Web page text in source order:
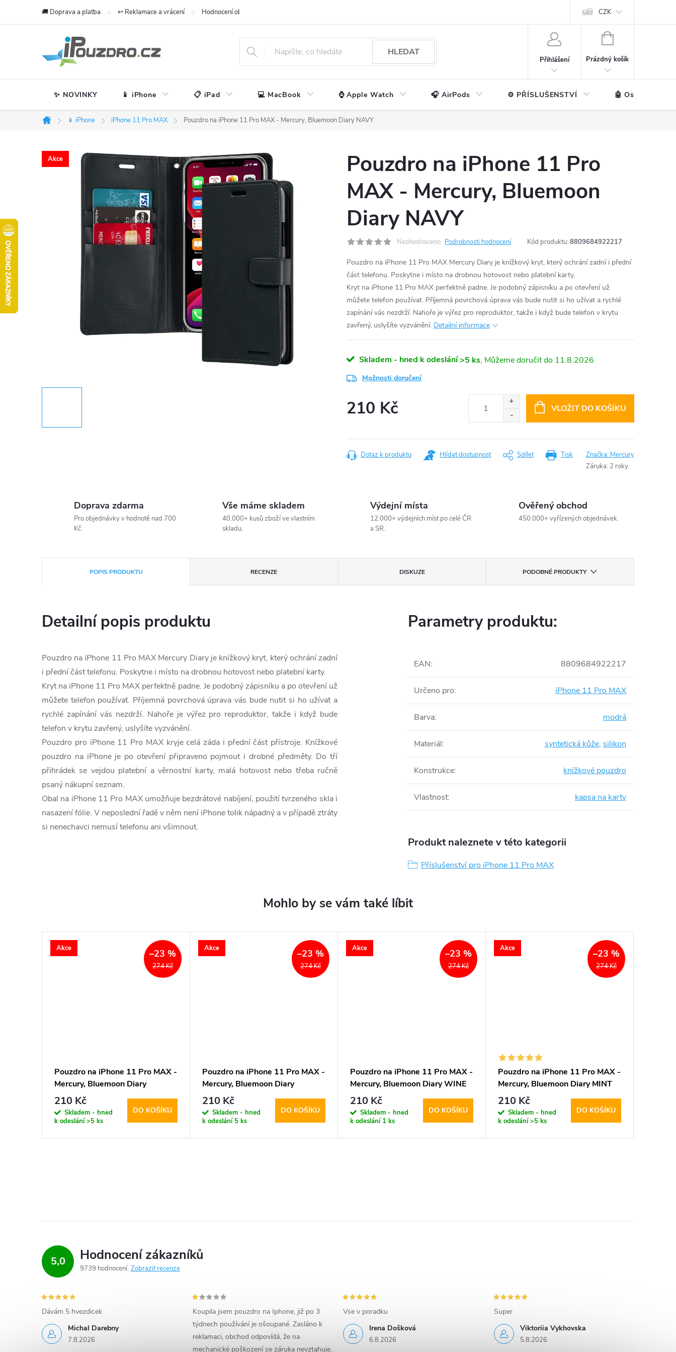
🚚 Doprava a platba ↩️ Reklamace a vrácení Hodnocení obchodu CZK
HLEDAT
Přihlášení
NÁKUPNÍ
Prázdný košík
✨ NOVINKY 📱 iPhone 📋 iPad 💻 MacBook ⌚ Apple Watch 🎧 AirPods ⚙️ PŘÍSLUŠENSTVÍ 🤖 Ostatní
Domů
📱 iPhone iPhone 11 Pro MAX Pouzdro na iPhone 11 Pro MAX - Mercury, Bluemoon Diary NAVY
Akce
Pouzdro na iPhone 11 Pro
MAX - Mercury, Bluemoon
Diary NAVY
Neohodnoceno Podrobnosti hodnocení Kód produktu: 8809684922217
Pouzdro na iPhone 11 Pro MAX Mercury Diary je knížkový kryt, který ochrání zadní i přední
část telefonu. Poskytne i místo na drobnou hotovost nebo platební karty.
Kryt na iPhone 11 Pro MAX perfektně padne. Je podobný zápisníku a po otevření už
můžete telefon používat. Příjemná povrchová úprava vás bude nutit si ho užívat a rychlé
zapínání vás nezdrží. Nahoře je výřez pro reproduktor, takže i když bude telefon v krytu
zavřený, uslyšíte vyzvánění. Detailní informace
Skladem - hned k odeslání>5 ks 11.8.2026
Možnosti doručení
210 Kč VLOŽIT DO KOŠÍKU
Tisk
Dotaz k produktu Hlídat dostupnost Sdílet Značka: Mercury
Záruka: 2 roky
Doprava zdarma
Pro objednávky v hodnotě nad 700
Kč.
Vše máme skladem
40.000+ kusů zboží ve vlastním
skladu.
Výdejní místa
12.000+ výdejních míst po celé ČR
a SR.
Ověřený obchod
450.000+ vyřízených objednávek.
POPIS PRODUKTU RECENZE DISKUZE PODOBNÉ PRODUKTY
Detailní popis produktu
Pouzdro na iPhone 11 Pro MAX Mercury Diary je knížkový kryt, který ochrání zadní
i přední část telefonu. Poskytne i místo na drobnou hotovost nebo platební karty.
Kryt na iPhone 11 Pro MAX perfektně padne. Je podobný zápisníku a po otevření už
můžete telefon používat. Příjemná povrchová úprava vás bude nutit si ho užívat a
rychlé zapínání vás nezdrží. Nahoře je výřez pro reproduktor, takže i když bude
telefon v krytu zavřený, uslyšíte vyzvánění.
Pouzdro pro iPhone 11 Pro MAX kryje celá záda i přední část přístroje. Knížkové
pouzdro na iPhone je po otevření připraveno pojmout i drobné předměty. Do tří
přihrádek se vejdou platební a věrnostní karty, malá hotovost nebo třeba ručně
psaný nákupní seznam.
Obal na iPhone 11 Pro MAX umožňuje bezdrátové nabíjení, použití tvrzeného skla i
nasazení fólie. V neposlední řadě v něm není iPhone tolik nápadný a v případě ztráty
si nenechavci nemusí telefonu ani všimnout.
Parametry produktu:
EAN: 8809684922217
Určeno pro: iPhone 11 Pro MAX
Barva: modrá
Materiál: syntetická kůže, silikon
Konstrukce: knížkové pouzdro
Vlastnost: kapsa na karty
Produkt naleznete v této kategorii
Příslušenství pro iPhone 11 Pro MAX
Akce
274 Kč
–23 %
Pouzdro na iPhone 11 Pro MAX -
Mercury, Bluemoon Diary
BROWN
210 Kč
Skladem - hned
k odeslání>5 ks
DO KOŠÍKU
Akce
274 Kč
–23 %
Pouzdro na iPhone 11 Pro MAX -
Mercury, Bluemoon Diary
HOTPINK
210 Kč
Skladem - hned
k odeslání 5 ks
DO KOŠÍKU
Akce
274 Kč
–23 %
Pouzdro na iPhone 11 Pro MAX -
Mercury, Bluemoon Diary WINE
210 Kč
Skladem - hned
k odeslání 1 ks
DO KOŠÍKU
Akce
274 Kč
–23 %
Pouzdro na iPhone 11 Pro MAX -
Mercury, Bluemoon Diary MINT
210 Kč
Skladem - hned
k odeslání>5 ks
DO KOŠÍKU
5,0 Hodnocení zákazníků
9739 hodnocení Zobrazit recenze
Michal Darebny
7.8.2026
Dávám 5 hvezdicek
Koupila jsem pouzdro na Iphone, již po 3
týdnech používání je ošoupané. Zasláno k
reklamaci, obchod odpovídá, že na
mechanické poškození se záruka nevztahuje.
Irena Došková
6.8.2026
Vse v poradku
Viktoriia Vykhovska
5.8.2026
Super